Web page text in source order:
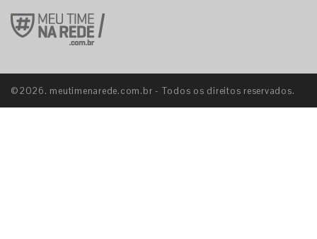
©2026. meutimenarede.com.br - Todos os direitos reservados.